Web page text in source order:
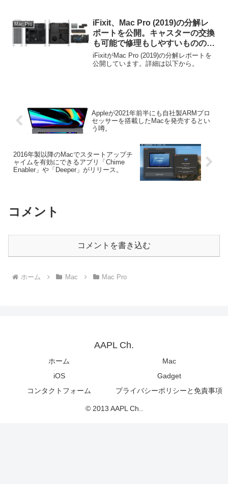
Mac Pro
iFixit、Mac Pro (2019)の分解レ
ポートを公開。キャスターの交換
も可能で修理もしやすいものの
SSDは独自仕様。
iFixitがMac Pro (2019)の分解レポートを
公開しています。詳細は以下から。
Appleが2021年前半にも自社製ARMプロ
セッサーを搭載したMacを発売するとい
う噂。
2016年製以降のMacでスタートアップチ
ャイムを有効にできるアプリ「Chime
Enabler」や「Deeper」がリリース。
コメント
コメントを書き込む
ホーム Mac Mac Pro
AAPL Ch.
ホーム
Mac
iOS
Gadget
コンタクトフォーム
プライバシーポリシーと免責事項
© 2013 AAPL Ch..